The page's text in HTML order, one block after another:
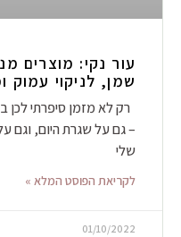
עור נקי: מוצרים
שמן, לניקוי עמוק
רק לא מזמן סיפרתי לכן
– גם על שגרת היום, וגם
שלי
לקריאת הפוסט המלא »
01/10/2022